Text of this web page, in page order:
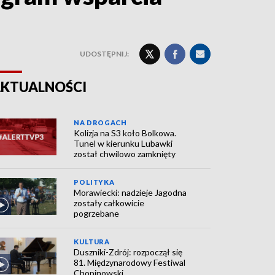
UDOSTĘPNIJ:
NA DROGACH
Kolizja na S3 koło Bolkowa.
Tunel w kierunku Lubawki
został chwilowo zamknięty
POLITYKA
Morawiecki: nadzieje Jagodna
zostały całkowicie
pogrzebane
KULTURA
Duszniki-Zdrój: rozpoczął się
81. Międzynarodowy Festiwal
Chopinowski